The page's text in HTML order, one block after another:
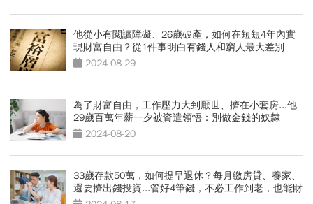
他從小有閱讀障礙、26歲破產，如何在短短4年內實
現財富自由？從1件事明白有錢人和窮人最大差別
2024-08-29
為了財富自由，工作壓力大到厭世、擠在小套房...他
29歲百萬年薪一夕被資遣領悟：別做金錢的奴隸
2024-08-20
33歲存款50萬，如何提早退休？每月繳房貸、養家、
還要擠出錢投資...管好4筆錢，不必工作到老，也能財
富自由